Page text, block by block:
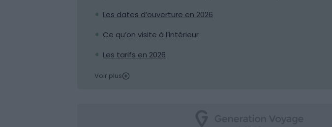
Les dates d’ouverture en 2026
Ce qu’on visite à l’intérieur
Les tarifs en 2026
Voir plus